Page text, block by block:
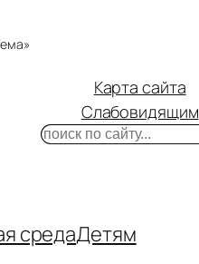
Карта сайта
Слабовидящим
Поиск
средаДетям